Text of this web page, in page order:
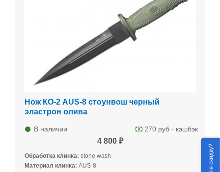
Нож КО-2 AUS-8 стоунвош черный
эластрон олива
В наличии 270 руб - кэшбэк
4 800 ₽
Обработка клинка: stone wash
Материал клинка: AUS-8